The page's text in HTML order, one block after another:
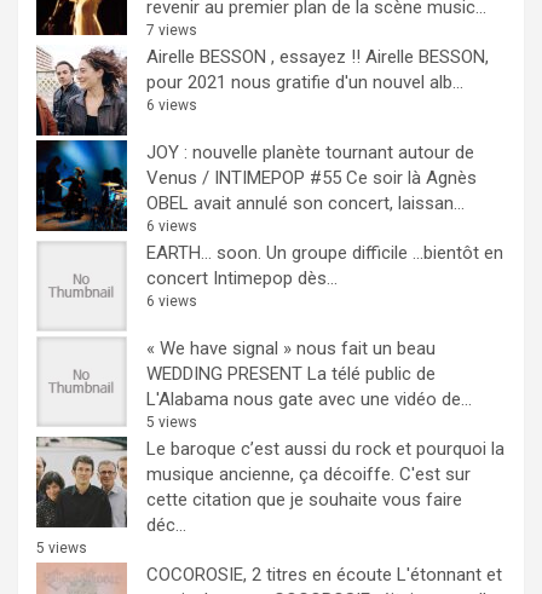
revenir au premier plan de la scène music...
7 views
Airelle BESSON , essayez !! Airelle BESSON,
pour 2021 nous gratifie d'un nouvel alb...
6 views
JOY : nouvelle planète tournant autour de
Venus / INTIMEPOP #55 Ce soir là Agnès
OBEL avait annulé son concert, laissan...
6 views
EARTH… soon. Un groupe difficile ...bientôt en
concert Intimepop dès...
6 views
« We have signal » nous fait un beau
WEDDING PRESENT La télé public de
L'Alabama nous gate avec une vidéo de...
5 views
Le baroque c’est aussi du rock et pourquoi la
musique ancienne, ça décoiffe. C'est sur
cette citation que je souhaite vous faire
déc...
5 views
COCOROSIE, 2 titres en écoute L'étonnant et